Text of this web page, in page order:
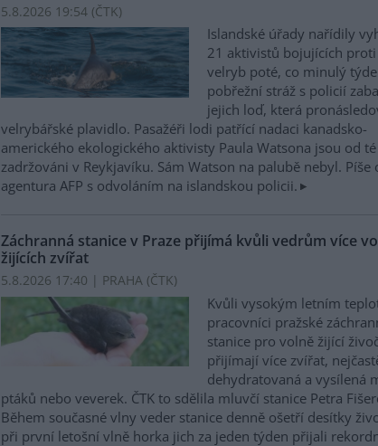
5.8.2026 19:54 (ČTK)
Islandské úřady nařídily
21 aktivistů bojujících
velryb poté, co minulý
pobřežní stráž s policií
jejich loď, která
velrybářské plavidlo. Pasažéři lodi patřící nadaci kanadsko-
amerického ekologického aktivisty Paula Watsona jsou od
zadržováni v Reykjavíku. Sám Watson na palubě nebyl. Píše
agentura AFP s odvoláním na islandskou policii.
Záchranná stanice v Praze přijímá kvůli vedrům více
žijících zvířat
5.8.2026 17:40 | PRAHA (ČTK)
Kvůli vysokým letním
pracovníci pražské
stanice pro volně žijící
přijímají více zvířat,
dehydratovaná a vysílená
ptáků nebo veverek. ČTK to sdělila mluvčí stanice Petra
Během současné vlny veder stanice denně ošetří desítky
při první letošní vlně horka jich za jeden týden přijali